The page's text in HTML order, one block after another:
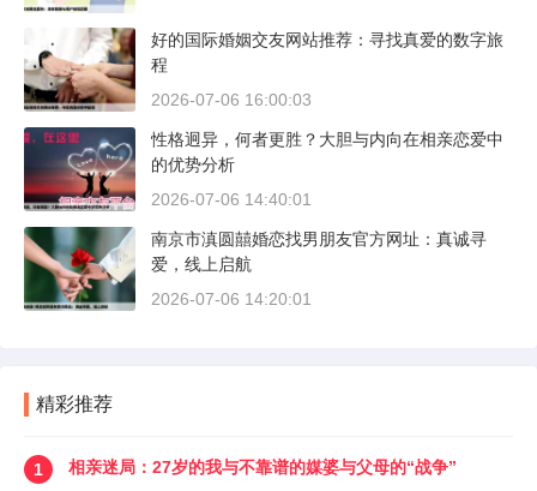
好的国际婚姻交友网站推荐：寻找真爱的数字旅
程
2026-07-06 16:00:03
性格迥异，何者更胜？大胆与内向在相亲恋爱中
的优势分析
2026-07-06 14:40:01
南京市滇圆囍婚恋找男朋友官方网址：真诚寻
爱，线上启航
2026-07-06 14:20:01
精彩推荐
1
相亲迷局：27岁的我与不靠谱的媒婆与父母的“战争”